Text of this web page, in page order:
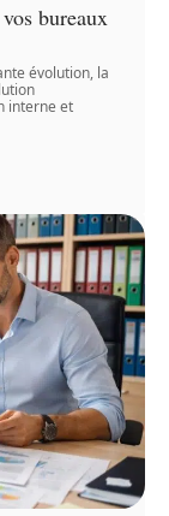
bureaux
évolution, la
interne et